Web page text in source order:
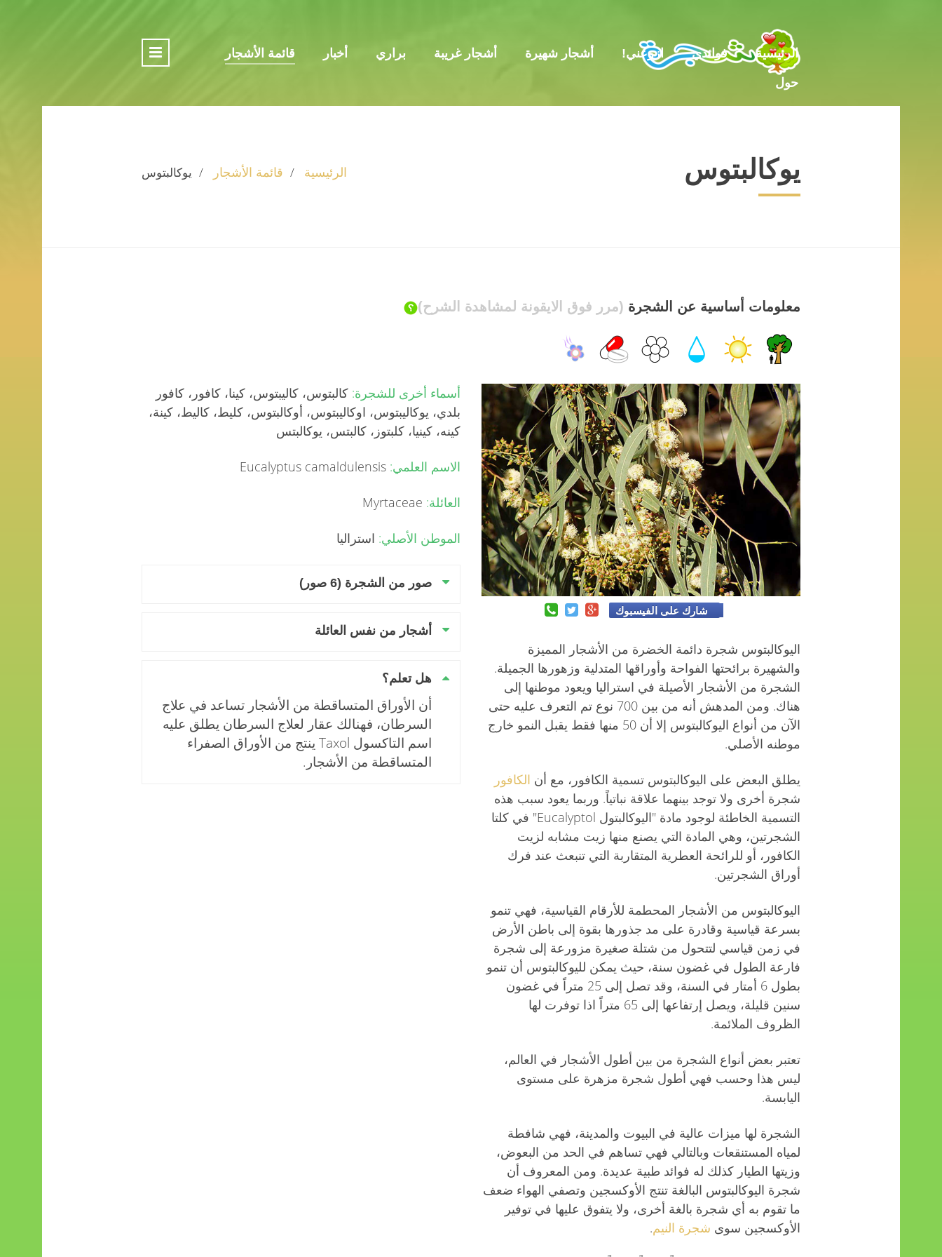
الرئيسية فوائدي ازرعني! أشجار شهيرة أشجار غريبة براري أخبار قائمة الأشجار
حول
يوكالبتوس الرئيسية قائمة الأشجار يوكالبتوس
معلومات أساسية عن الشجرة (مرر فوق الايقونة لمشاهدة الشرح)
شارك على الفيسبوك
اليوكالبتوس شجرة دائمة الخضرة من الأشجار المميزة
والشهيرة برائحتها الفواحة وأوراقها المتدلية وزهورها الجميلة.
الشجرة من الأشجار الأصيلة في استراليا ويعود موطنها إلى
هناك. ومن المدهش أنه من بين 700 نوع تم التعرف عليه حتى
الآن من أنواع اليوكالبتوس إلا أن 50 منها فقط يقبل النمو خارج
موطنه الأصلي.
يطلق البعض على اليوكالبتوس تسمية الكافور، مع أن الكافور
شجرة أخرى ولا توجد بينهما علاقة نباتياً. وربما يعود سبب هذه
التسمية الخاطئة لوجود مادة "اليوكالبتول Eucalyptol" في كلتا
الشجرتين، وهي المادة التي يصنع منها زيت مشابه لزيت
الكافور، أو للرائحة العطرية المتقاربة التي تنبعث عند فرك
أوراق الشجرتين.
اليوكالبتوس من الأشجار المحطمة للأرقام القياسية، فهي تنمو
بسرعة قياسية وقادرة على مد جذورها بقوة إلى باطن الأرض
في زمن قياسي لتتحول من شتلة صغيرة مزورعة إلى شجرة
فارعة الطول في غضون سنة، حيث يمكن لليوكالبتوس أن تنمو
بطول 6 أمتار في السنة، وقد تصل إلى 25 متراً في غضون
سنين قليلة، ويصل إرتفاعها إلى 65 متراً اذا توفرت لها
الظروف الملائمة.
تعتبر بعض أنواع الشجرة من بين أطول الأشجار في العالم،
ليس هذا وحسب فهي أطول شجرة مزهرة على مستوى
اليابسة.
الشجرة لها ميزات عالية في البيوت والمدينة، فهي شافطة
لمياه المستنقعات وبالتالي فهي تساهم في الحد من البعوض،
وزيتها الطيار كذلك له فوائد طبية عديدة. ومن المعروف أن
شجرة اليوكالبتوس البالغة تنتج الأوكسجين وتصفي الهواء ضعف
ما تقوم به أي شجرة بالغة أخرى، ولا يتفوق عليها في توفير
الأوكسجين سوى شجرة النيم.
أسماء أخرى للشجرة: كالبتوس، كاليبتوس، كينا، كافور، كافور
بلدي، يوكاليبتوس، اوكاليبتوس، أوكالبتوس، كليط، كاليط، كينة،
كينه، كينيا، كلبتوز، كالبتس، يوكالبتس
الاسم العلمي:
العائلة:
الموطن الأصلي: استراليا
صور من الشجرة (6 صور)
أشجار من نفس العائلة
هل تعلم؟
أن الأوراق المتساقطة من الأشجار تساعد في علاج
السرطان، فهنالك عقار لعلاج السرطان يطلق عليه
اسم التاكسول Taxol ينتج من الأوراق الصفراء
المتساقطة من الأشجار.